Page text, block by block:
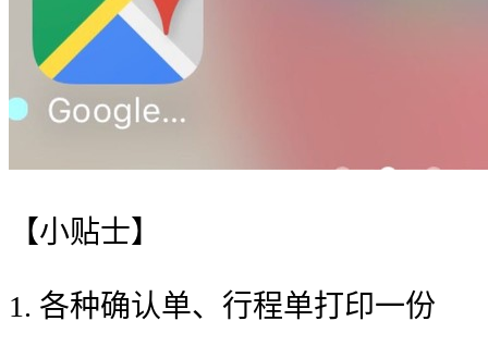
【小贴士】
1. 各种确认单、行程单打印一份